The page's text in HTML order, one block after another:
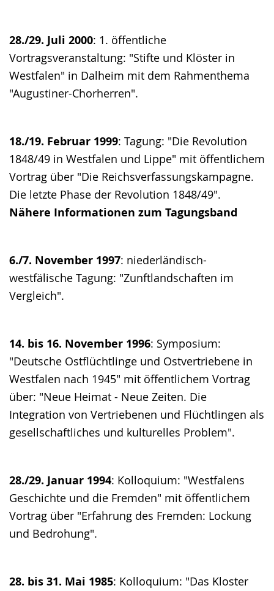
28./29. Juli 2000: 1. öffentliche
Vortragsveranstaltung: "Stifte und Klöster in
Westfalen" in Dalheim mit dem Rahmenthema
"Augustiner-Chorherren".
18./19. Februar 1999: Tagung: "Die Revolution
1848/49 in Westfalen und Lippe" mit öffentlichem
Vortrag über "Die Reichsverfassungskampagne.
Die letzte Phase der Revolution 1848/49".
Nähere Informationen zum Tagungsband
6./7. November 1997: niederländisch-
westfälische Tagung: "Zunftlandschaften im
Vergleich".
14. bis 16. November 1996: Symposium:
"Deutsche Ostflüchtlinge und Ostvertriebene in
Westfalen nach 1945" mit öffentlichem Vortrag
über: "Neue Heimat - Neue Zeiten. Die
Integration von Vertriebenen und Flüchtlingen als
gesellschaftliches und kulturelles Problem".
28./29. Januar 1994: Kolloquium: "Westfalens
Geschichte und die Fremden" mit öffentlichem
Vortrag über "Erfahrung des Fremden: Lockung
und Bedrohung".
28. bis 31. Mai 1985: Kolloquium: "Das Kloster